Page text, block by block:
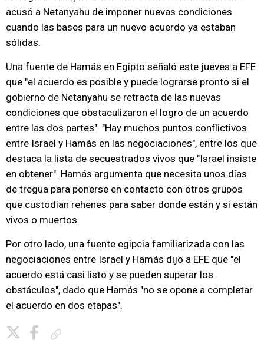
acusó a Netanyahu de imponer nuevas condiciones
cuando las bases para un nuevo acuerdo ya estaban
sólidas.
Una fuente de Hamás en Egipto señaló este jueves a EFE
que "el acuerdo es posible y puede lograrse pronto si el
gobierno de Netanyahu se retracta de las nuevas
condiciones que obstaculizaron el logro de un acuerdo
entre las dos partes". "Hay muchos puntos conflictivos
entre Israel y Hamás en las negociaciones", entre los que
destaca la lista de secuestrados vivos que "Israel insiste
en obtener". Hamás argumenta que necesita unos días
de tregua para ponerse en contacto con otros grupos
que custodian rehenes para saber donde están y si están
vivos o muertos.
Por otro lado, una fuente egipcia familiarizada con las
negociaciones entre Israel y Hamás dijo a EFE que "el
acuerdo está casi listo y se pueden superar los
obstáculos", dado que Hamás "no se opone a completar
el acuerdo en dos etapas".